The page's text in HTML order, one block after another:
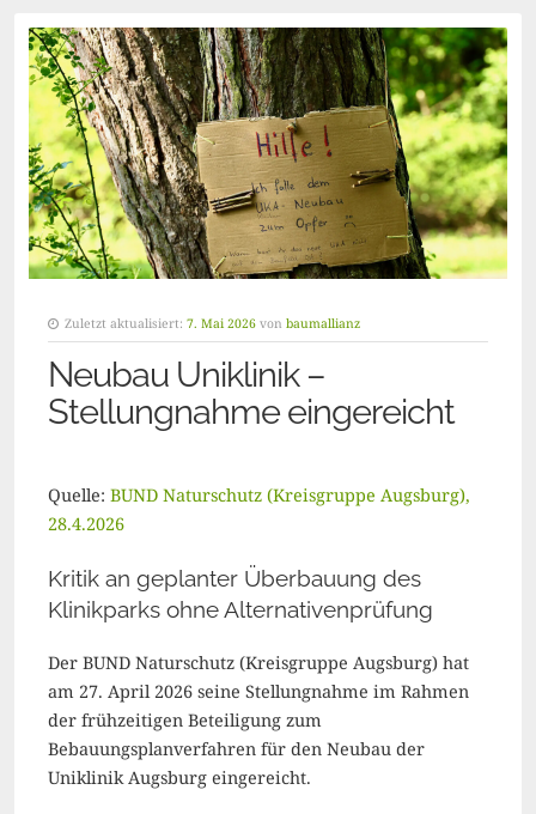
Zuletzt aktualisiert: 7. Mai 2026 von baumallianz
Neubau Uniklinik –
Stellungnahme eingereicht
Quelle: BUND Naturschutz (Kreisgruppe Augsburg),
28.4.2026
Kritik an geplanter Überbauung des
Klinikparks ohne Alternativenprüfung
Der BUND Naturschutz (Kreisgruppe Augsburg) hat
am 27. April 2026 seine Stellungnahme im Rahmen
der frühzeitigen Beteiligung zum
Bebauungsplanverfahren für den Neubau der
Uniklinik Augsburg eingereicht.